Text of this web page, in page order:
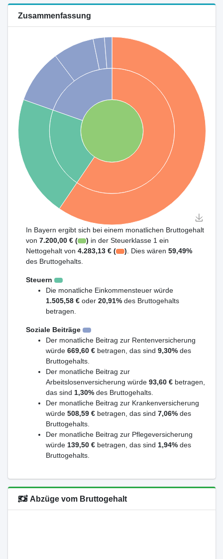
Zusammenfassung
In Bayern ergibt sich bei einem monatlichen Bruttogehalt
von 7.200,00 € ( ) in der Steuerklasse 1 ein
Nettogehalt von 4.283,13 € ( ) . Dies wären59,49%
des Bruttogehalts.
Steuern
Die monatliche Einkommensteuer würde
1.505,58 € oder 20,91% des Bruttogehalts
betragen.
Soziale Beiträge
Der monatliche Beitrag zur Rentenversicherung
würde 669,60 € betragen, das sind 9,30% des
Bruttogehalts.
Der monatliche Beitrag zur
Arbeitslosenversicherung würde 93,60 € betragen,
das sind 1,30% des Bruttogehalts.
Der monatliche Beitrag zur Krankenversicherung
würde 508,59 € betragen, das sind 7,06% des
Bruttogehalts.
Der monatliche Beitrag zur Pflegeversicherung
würde 139,50 € betragen, das sind 1,94% des
Bruttogehalts.
Abzüge vom Bruttogehalt